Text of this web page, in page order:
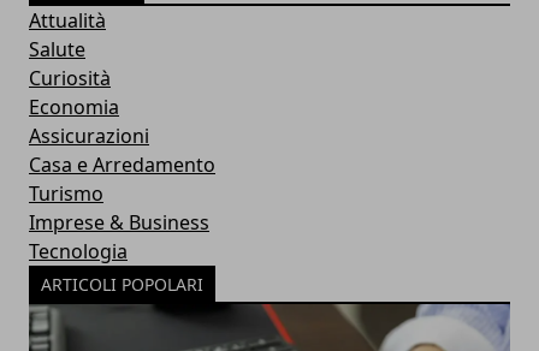
Attualità
Salute
Curiosità
Economia
Assicurazioni
Casa e Arredamento
Turismo
Imprese & Business
Tecnologia
ARTICOLI POPOLARI